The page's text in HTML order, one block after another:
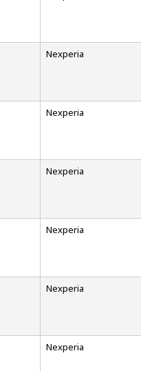
Nexperia
Nexperia
Nexperia
Nexperia
Nexperia
Nexperia